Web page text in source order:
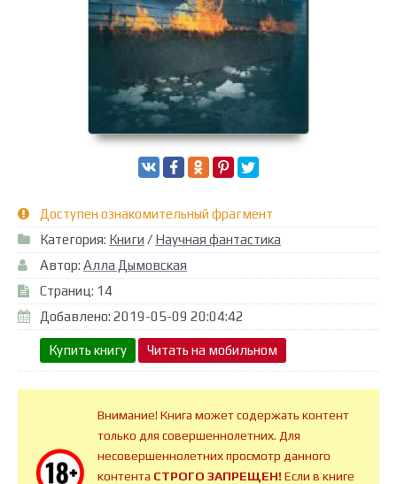
Доступен ознакомительный фрагмент
Категория: Книги / Научная фантастика
Автор: Алла Дымовская
Страниц: 14
Добавлено: 2019-05-09 20:04:42
Купить книгу Читать на мобильном
Внимание! Книга может содержать контент
только для совершеннолетних. Для
несовершеннолетних просмотр данного
контента СТРОГО ЗАПРЕЩЕН!Если в книге